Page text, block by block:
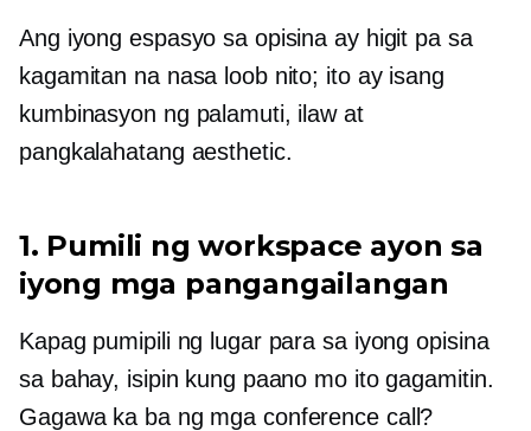
Ang iyong espasyo sa opisina ay higit pa sa
kagamitan na nasa loob nito; ito ay isang
kumbinasyon ng palamuti, ilaw at
pangkalahatang aesthetic.
1. Pumili ng workspace ayon sa
iyong mga pangangailangan
Kapag pumipili ng lugar para sa iyong opisina
sa bahay, isipin kung paano mo ito gagamitin.
Gagawa ka ba ng mga conference call?